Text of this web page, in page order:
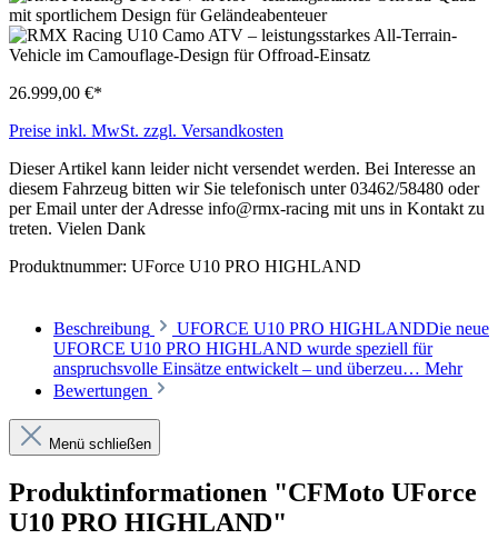
26.999,00 €*
Preise inkl. MwSt. zzgl. Versandkosten
Dieser Artikel kann leider nicht versendet werden. Bei Interesse an
diesem Fahrzeug bitten wir Sie telefonisch unter 03462/58480 oder
per Email unter der Adresse info@rmx-racing mit uns in Kontakt zu
treten. Vielen Dank
Produktnummer: UForce U10 PRO HIGHLAND
Beschreibung
UFORCE U10 PRO HIGHLANDDie neue
UFORCE U10 PRO HIGHLAND wurde speziell für
anspruchsvolle Einsätze entwickelt – und überzeu… Mehr
Bewertungen
Menü schließen
Produktinformationen "CFMoto UForce
U10 PRO HIGHLAND"